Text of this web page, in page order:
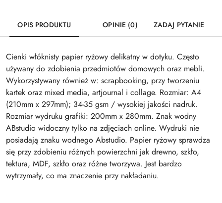
OPIS PRODUKTU OPINIE (0) ZADAJ PYTANIE
Cienki włóknisty papier ryżowy delikatny w dotyku. Często
używany do zdobienia przedmiotów domowych oraz mebli.
Wykorzystywany również w: scrapbooking, przy tworzeniu
kartek oraz mixed media, artjournal i collage. Rozmiar: A4
(210mm x 297mm); 34-35 gsm / wysokiej jakości nadruk.
Rozmiar wydruku grafiki: 200mm x 280mm. Znak wodny
ABstudio widoczny tylko na zdjęciach online. Wydruki nie
posiadają znaku wodnego Abstudio. Papier ryżowy sprawdza
się przy zdobieniu różnych powierzchni jak drewno, szkło,
tektura, MDF, szkło oraz różne tworzywa. Jest bardzo
wytrzymały, co ma znaczenie przy nakładaniu.